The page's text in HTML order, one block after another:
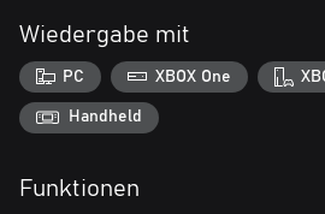
Wiedergabe mit
PC XBOX One
Handheld
Funktionen